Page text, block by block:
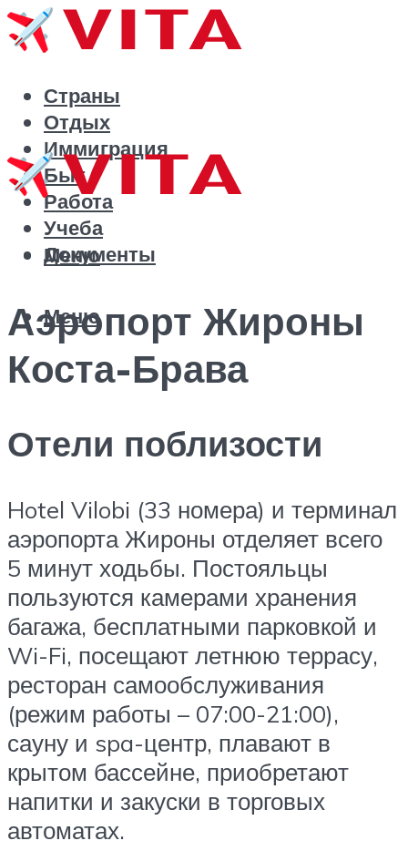
Страны
Отдых
Иммиграция
Быт
Работа
Учеба
Документы
Меню
Меню
Аэропорт Жироны
Коста-Брава
Отели поблизости
Hotel Vilobi (33 номера) и терминал
аэропорта Жироны отделяет всего
5 минут ходьбы. Постояльцы
пользуются камерами хранения
багажа, бесплатными парковкой и
Wi-Fi, посещают летнюю террасу,
ресторан самообслуживания
(режим работы – 07:00-21:00),
сауну и spa-центр, плавают в
крытом бассейне, приобретают
напитки и закуски в торговых
автоматах.